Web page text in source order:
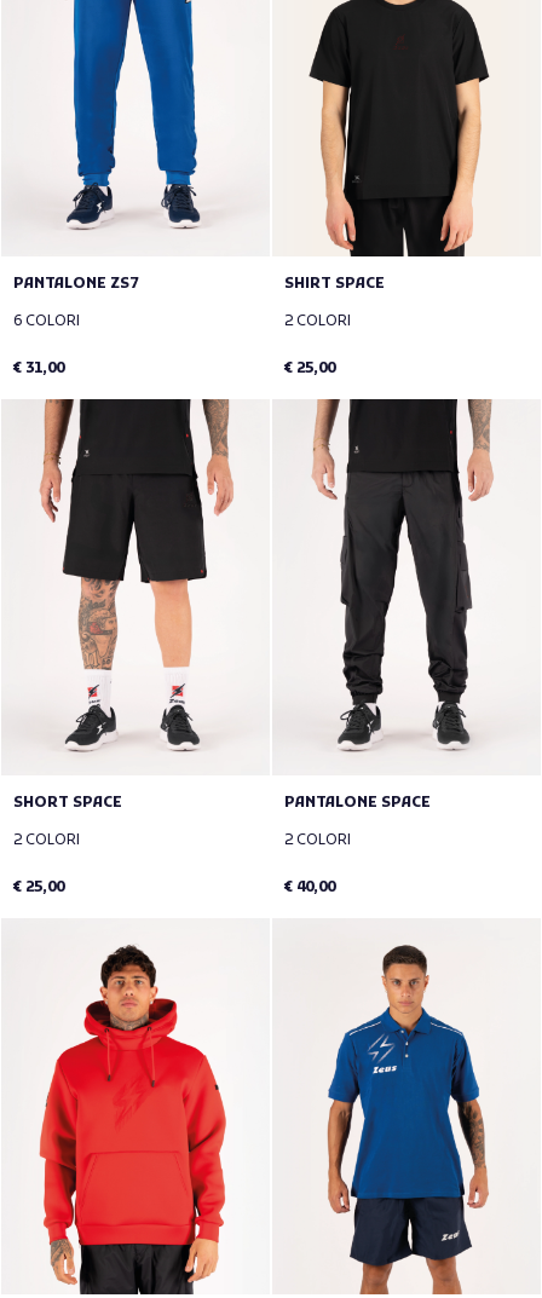
PANTALONE ZS7
6 COLORI
€ 31,00
SHIRT SPACE
2 COLORI
€ 25,00
SHORT SPACE
2 COLORI
€ 25,00
PANTALONE SPACE
2 COLORI
€ 40,00